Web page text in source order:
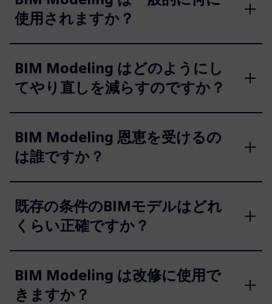
使用されますか？
BIM Modeling はどのようにし
てやり直しを減らすのですか？
BIM Modeling 恩恵を受けるの
は誰ですか？
既存の条件のBIMモデルはどれ
くらい正確ですか？
BIM Modeling は改修に使用で
きますか？